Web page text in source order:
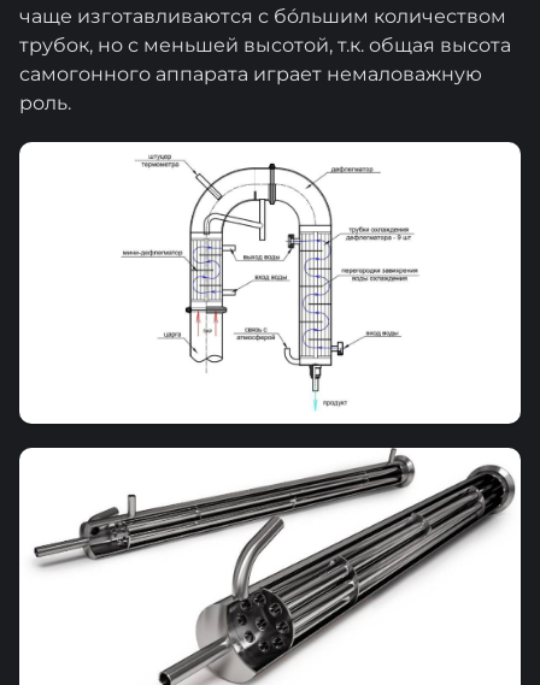
чаще изготавливаются с бóльшим количеством
трубок, но с меньшей высотой, т.к. общая высота
самогонного аппарата играет немаловажную
роль.